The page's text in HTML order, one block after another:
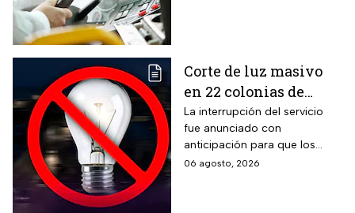
Corte de luz masivo
en 22 colonias de
México; zonas
afectadas hoy 7 de
agosto
La interrupción del servicio
fue anunciado con
anticipación para que los
usuarios puedan tomar las
06 agosto, 2026